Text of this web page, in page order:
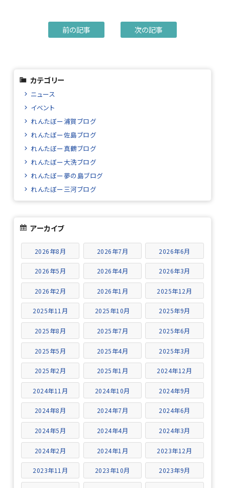
前の記事 次の記事
カテゴリー
ニュース
イベント
れんたぼー浦賀ブログ
れんたぼー佐島ブログ
れんたぼー真鶴ブログ
れんたぼー大洗ブログ
れんたぼー夢の島ブログ
れんたぼー三河ブログ
アーカイブ
2026年8月 2026年7月 2026年6月
2026年5月 2026年4月 2026年3月
2026年2月 2026年1月 2025年12月
2025年11月 2025年10月 2025年9月
2025年8月 2025年7月 2025年6月
2025年5月 2025年4月 2025年3月
2025年2月 2025年1月 2024年12月
2024年11月 2024年10月 2024年9月
2024年8月 2024年7月 2024年6月
2024年5月 2024年4月 2024年3月
2024年2月 2024年1月 2023年12月
2023年11月 2023年10月 2023年9月